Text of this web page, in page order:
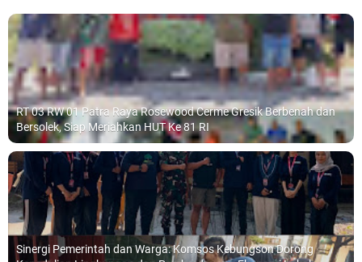
RT 03 RW 01 Patra Raya Rosewood Cerme Gresik Berbenah dan
Bersolek, Siap Meriahkan HUT Ke 81 RI
Sinergi Pemerintah dan Warga: Komsos Kebungson Dorong